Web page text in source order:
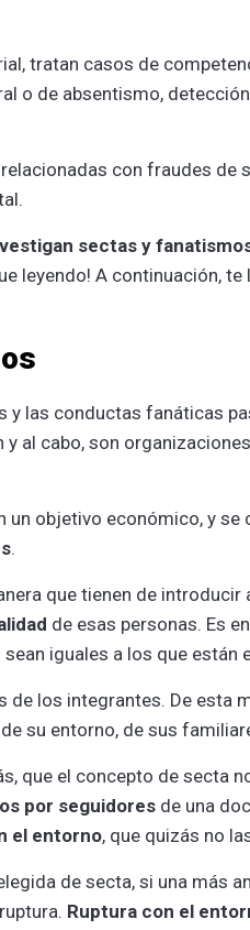
tratan casos de
o de absentismo,
con fraudes de
sectas y
leyendo! A continuación,
y las conductas fanáticas
y al cabo, son
un objetivo económico, y se
.
que tienen de
de esas personas. Es
iguales a los que están
de los integrantes. De esta
su entorno, de sus
que el concepto de secta
por seguidores de una
el entorno, que quizás no
de secta, si una más
Ruptura con el